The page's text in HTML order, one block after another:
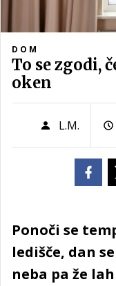
DOM
To se zgodi,
oken
L.M.
Ponoči se
ledišče, dan
neba pa že